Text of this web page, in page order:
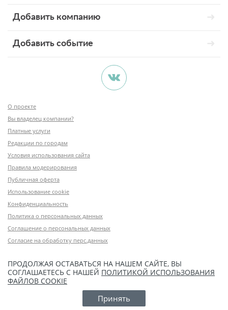
Добавить компанию
Добавить событие
О проекте
Вы владелец компании?
Платные услуги
Редакции по городам
Условия использования сайта
Правила модерирования
Публичная оферта
Использование cookie
Конфиденциальность
Политика о персональных данных
Соглашение о персональных данных
Согласие на обработку перс.данных
ПРОДОЛЖАЯ ОСТАВАТЬСЯ НА НАШЕМ САЙТЕ, ВЫ
СОГЛАШАЕТЕСЬ С НАШЕЙ ПОЛИТИКОЙ ИСПОЛЬЗОВАНИЯ
ФАЙЛОВ COOKIE
Принять